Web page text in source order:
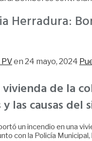
Herradura:
en 24 mayo, 2024
vivienda de la
las causas del
un incendio en una
con la Policía